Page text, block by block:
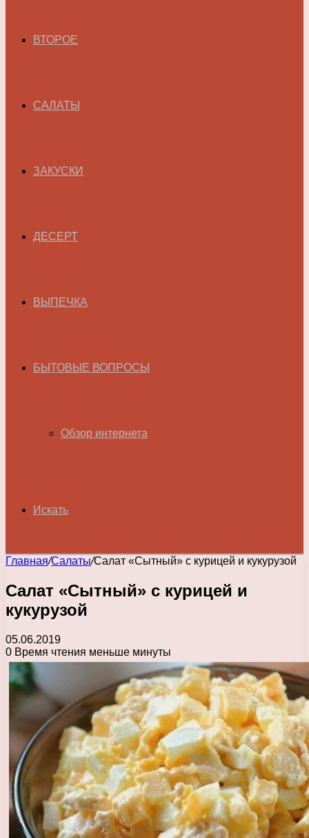
ВТОРОЕ
САЛАТЫ
ЗАКУСКИ
ДЕСЕРТ
ВЫПЕЧКА
БЫТОВЫЕ ВОПРОСЫ
Обзор интернета
Искать
Главная/Салаты/Салат «Сытный» с курицей и кукурузой
Салат «Сытный» с курицей и
кукурузой
05.06.2019
0 Время чтения меньше минуты